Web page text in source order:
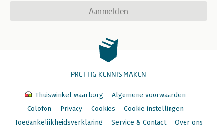
Aanmelden
PRETTIG KENNIS MAKEN
Thuiswinkel waarborg
Algemene voorwaarden
Colofon
Privacy Cookies
Cookie instellingen
Toegankelijkheidsverklaring
Service & Contact Over ons